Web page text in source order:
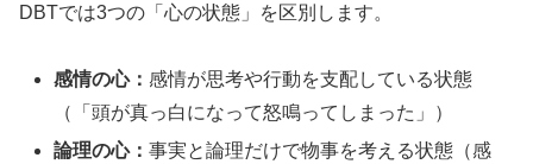
DBTでは3つの「心の状態」を区別します。
感情の心：感情が思考や行動を支配している状態
（「頭が真っ白になって怒鳴ってしまった」）
論理の心：事実と論理だけで物事を考える状態（感